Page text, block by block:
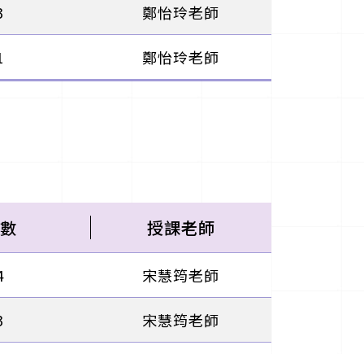
鄭怡玲老師
鄭怡玲老師
授課老師
宋慧筠老師
宋慧筠老師